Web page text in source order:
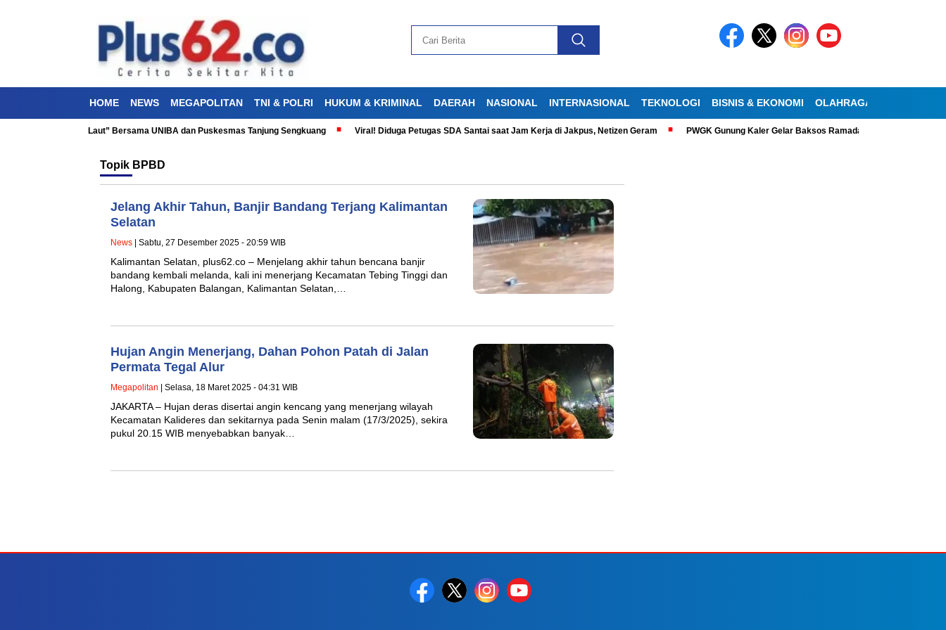
HOME NEWS MEGAPOLITAN TNI & POLRI HUKUM & KRIMINAL DAERAH NASIONAL INTERNASIONAL TEKNOLOGI BISNIS & EKONOMI OLAHRAGA
“Aku Cinta Laut” Bersama UNIBA dan Puskesmas Tanjung Sengkuang Viral! Diduga Petugas SDA Santai saat Jam Kerja di Jakpus, Netizen Geram PWGK Gunung Kaler Gelar Baksos Ramadan, Bantu Lansia
Topik BPBD
Jelang Akhir Tahun, Banjir Bandang Terjang Kalimantan
Selatan
News | Sabtu, 27 Desember 2025 - 20:59 WIB
Kalimantan Selatan, plus62.co – Menjelang akhir tahun bencana banjir
bandang kembali melanda, kali ini menerjang Kecamatan Tebing Tinggi dan
Halong, Kabupaten Balangan, Kalimantan Selatan,…
Hujan Angin Menerjang, Dahan Pohon Patah di Jalan
Permata Tegal Alur
Megapolitan | Selasa, 18 Maret 2025 - 04:31 WIB
JAKARTA – Hujan deras disertai angin kencang yang menerjang wilayah
Kecamatan Kalideres dan sekitarnya pada Senin malam (17/3/2025), sekira
pukul 20.15 WIB menyebabkan banyak…